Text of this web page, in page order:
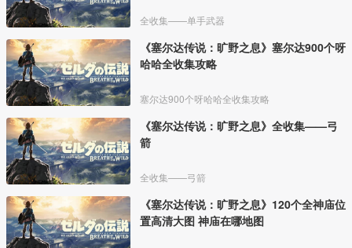
全收集——单手武器
《塞尔达传说：旷野之息》塞尔达900个呀
哈哈全收集攻略
塞尔达900个呀哈哈全收集攻略
《塞尔达传说：旷野之息》全收集——弓
箭
全收集——弓箭
《塞尔达传说：旷野之息》120个全神庙位
置高清大图 神庙在哪地图